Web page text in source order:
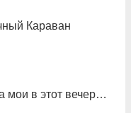
Караван
мои в этот вечер…